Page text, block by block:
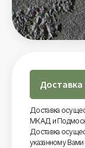
Доставка
Доставка
МКАД и
Доставка
указанному